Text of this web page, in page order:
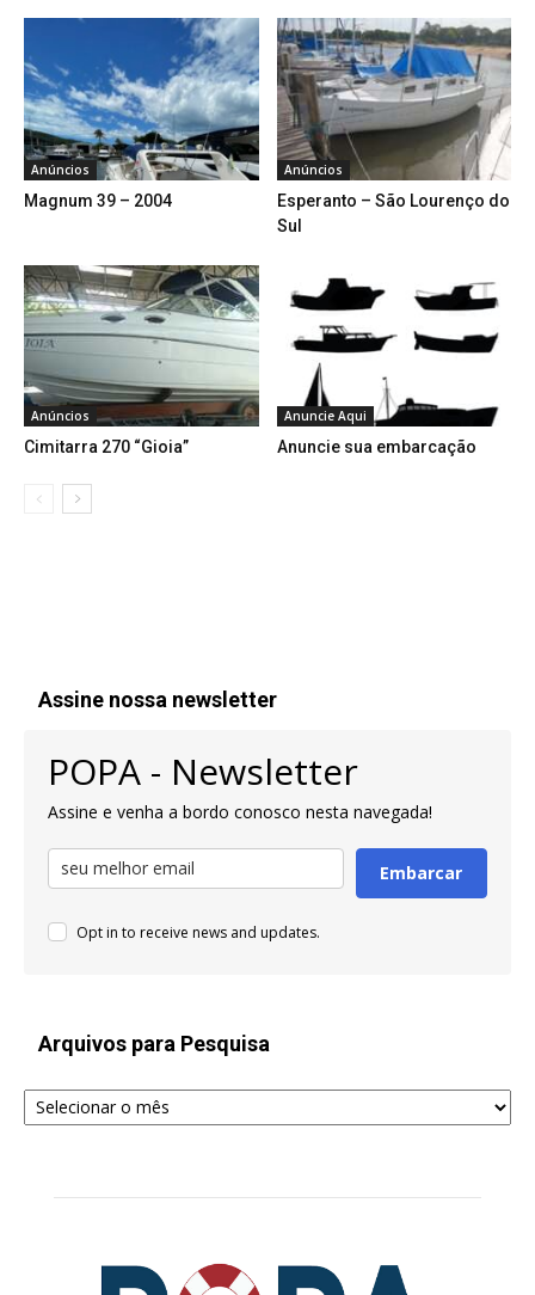
Anúncios
Magnum 39 – 2004
Anúncios
Esperanto – São Lourenço do
Sul
Anúncios
Cimitarra 270 “Gioia”
Anuncie Aqui
Anuncie sua embarcação
Assine nossa newsletter
POPA - Newsletter
Assine e venha a bordo conosco nesta navegada!
Embarcar
Opt in to receive news and updates.
Arquivos para Pesquisa
Arquivos
para